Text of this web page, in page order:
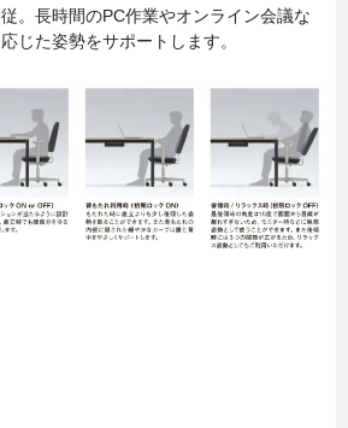
。長時間のPC作業やオンライン会議な
じた姿勢をサポートします。